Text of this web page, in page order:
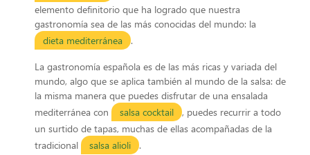
elemento definitorio que ha logrado que nuestra
gastronomía sea de las más conocidas del mundo: la
dieta mediterránea
.
La gastronomía española es de las más ricas y variada del
mundo, algo que se aplica también al mundo de la salsa: de
la misma manera que puedes disfrutar de una ensalada
mediterránea con
salsa cocktail
, puedes recurrir a todo
un surtido de tapas, muchas de ellas acompañadas de la
tradicional
salsa alioli .